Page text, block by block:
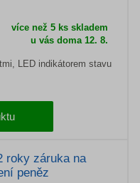
více než 5 ks skladem
u vás doma 12. 8.
LED indikátorem stavu
roky záruka na
peněz